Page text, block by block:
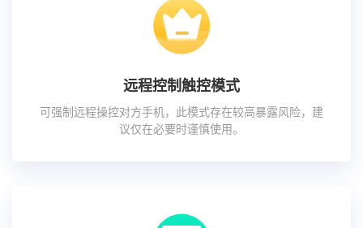
远程控制触控模式
可强制远程操控对方手机，此模式存在较高暴露风险，建
议仅在必要时谨慎使用。